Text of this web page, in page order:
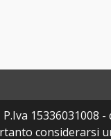
15336031008
considerarsi